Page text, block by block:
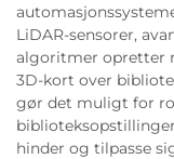
LiDAR-sensorer,
algoritmer opretter
3D-kort over
gør det muligt for
hinder og tilpasse